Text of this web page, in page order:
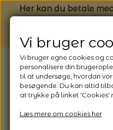
Her kan du betale
BEMÆRK:
1/8 - 9/8 - 2026
*Webshoppen er
afhentning
Vi bruger
Vi bruger egne cookies og
personalisere din
til at undersøge, hvordan
besøgende. Du kan altid
at trykke på linket 'Cookies'
Læs mere om cookies her